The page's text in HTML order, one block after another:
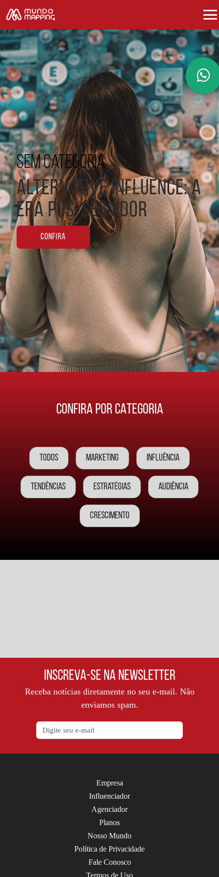
Sem categoria
Alternative Influence: a
era pós-seguidor
CONFIRA
CONFIRA POR CATEGORIA
Todos Marketing Influência
Tendências Estratégias Audiência
Crescimento
INSCREVA-SE NA NEWSLETTER
Receba notícias diretamente no seu e-mail. Não
enviamos spam.
Empresa
Influenciador
Agenciador
Planos
Nosso Mundo
Política de Privacidade
Fale Conosco